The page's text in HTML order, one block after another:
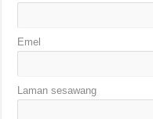
Emel
Laman sesawang